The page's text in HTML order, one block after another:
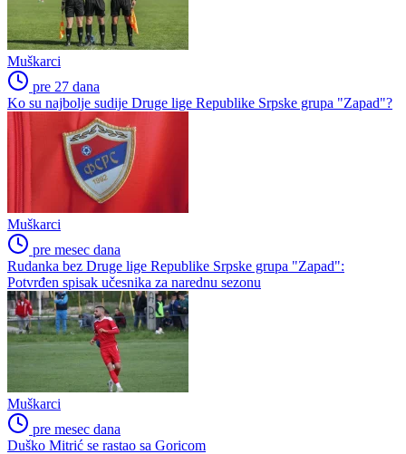
Muškarci
pre 27 dana
Ko su najbolje sudije Druge lige Republike Srpske grupa "Zapad"?
Muškarci
pre mesec dana
Rudanka bez Druge lige Republike Srpske grupa "Zapad":
Potvrđen spisak učesnika za narednu sezonu
Muškarci
pre mesec dana
Duško Mitrić se rastao sa Goricom